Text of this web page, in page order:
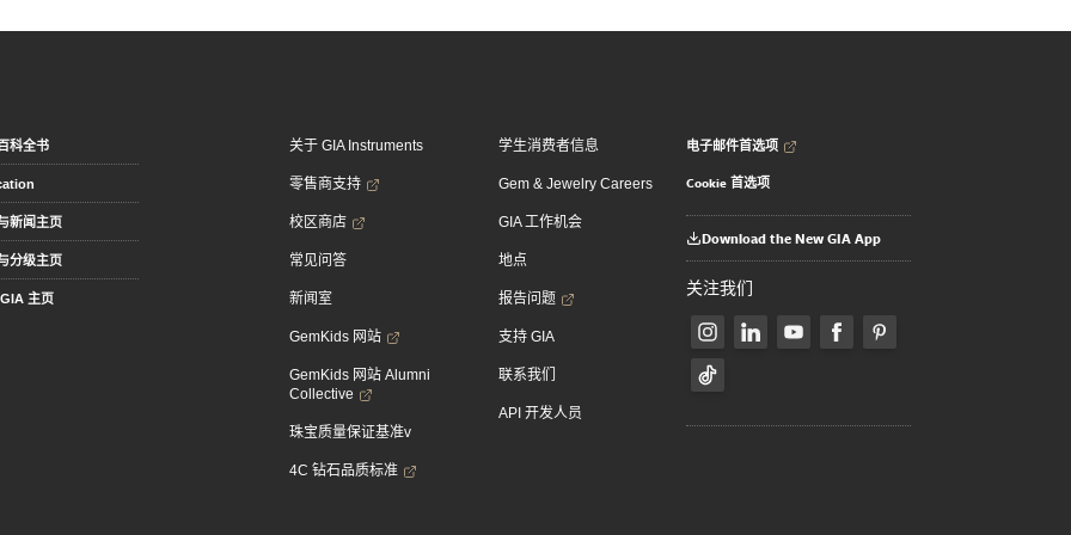
科全书
新闻主页
分级主页
主页
关于 GIA Instruments
零售商支持
校区商店
常见问答
新闻室
GemKids 网站
GemKids 网站 Alumni
Collective
珠宝质量保证基准v
4C 钻石品质标准
学生消费者信息
Gem & Jewelry Careers
GIA 工作机会
地点
报告问题
支持 GIA
联系我们
API 开发人员
电子邮件首选项
Cookie 首选项
Download the New GIA App
关注我们